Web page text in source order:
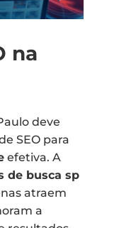
na
deve
SEO para
efetiva. A
de busca sp
atraem
a